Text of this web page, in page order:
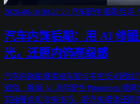
2026-06-16 09:27:29 汽车配件 摄影后期
汽车内饰后期：用 AI 修
光，还原内饰高级感
汽车内饰拍摄常被车窗与中控反光困扰
避免，拆解 AI 消除配合 Photoshop 频
实操要点和涂抹技巧，帮汽车媒体还原